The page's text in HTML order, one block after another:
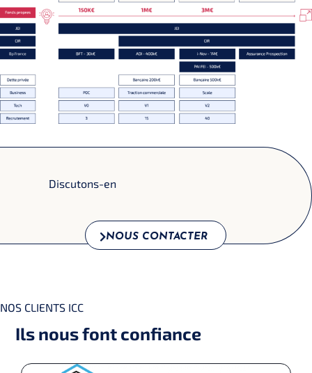
Discutons-en
NOUS CONTACTER
NOS CLIENTS ICC
Ils nous font confiance